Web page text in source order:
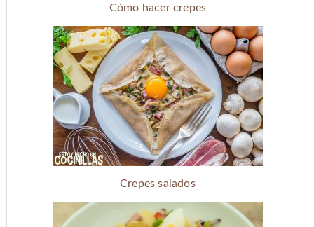
Cómo hacer crepes
Crepes salados